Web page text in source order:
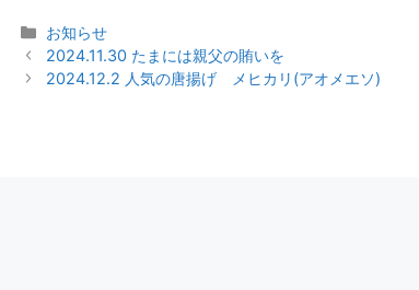
お知らせ
2024.11.30 たまには親父の賄いを
2024.12.2 人気の唐揚げ メヒカリ(アオメエソ)